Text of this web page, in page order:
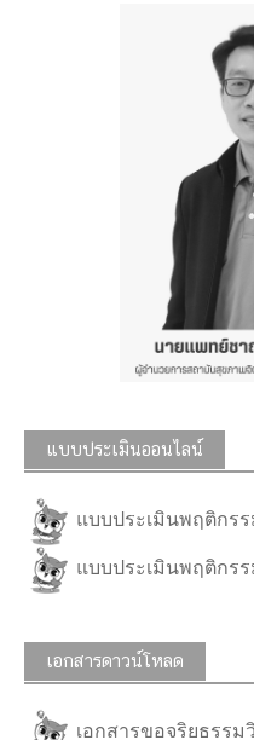
แบบประเมินออนไลน์
แบบประเมินพฤติกรร
แบบประเมินพฤติกรร
เอกสารดาวน์โหลด
เอกสารขอจริยธรร